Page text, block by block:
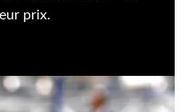
prix.